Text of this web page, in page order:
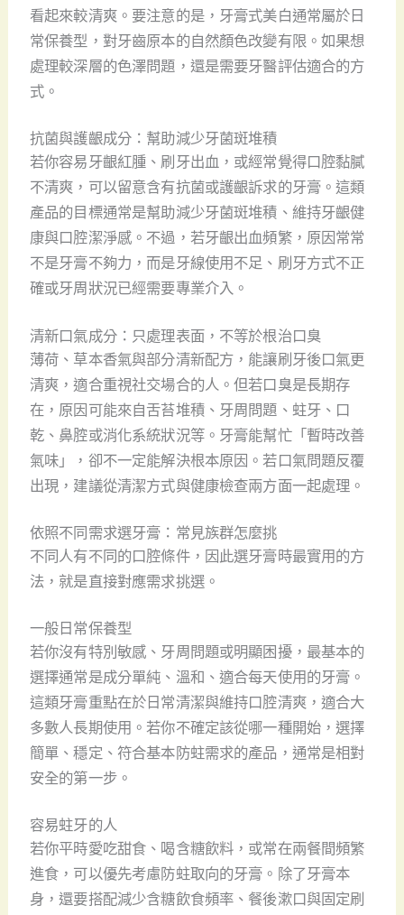
看起來較清爽。要注意的是，牙膏式美白通常屬於日
常保養型，對牙齒原本的自然顏色改變有限。如果想
處理較深層的色澤問題，還是需要牙醫評估適合的方
式。
抗菌與護齦成分：幫助減少牙菌斑堆積
若你容易牙齦紅腫、刷牙出血，或經常覺得口腔黏膩
不清爽，可以留意含有抗菌或護齦訴求的牙膏。這類
產品的目標通常是幫助減少牙菌斑堆積、維持牙齦健
康與口腔潔淨感。不過，若牙齦出血頻繁，原因常常
不是牙膏不夠力，而是牙線使用不足、刷牙方式不正
確或牙周狀況已經需要專業介入。
清新口氣成分：只處理表面，不等於根治口臭
薄荷、草本香氣與部分清新配方，能讓刷牙後口氣更
清爽，適合重視社交場合的人。但若口臭是長期存
在，原因可能來自舌苔堆積、牙周問題、蛀牙、口
乾、鼻腔或消化系統狀況等。牙膏能幫忙「暫時改善
氣味」，卻不一定能解決根本原因。若口氣問題反覆
出現，建議從清潔方式與健康檢查兩方面一起處理。
依照不同需求選牙膏：常見族群怎麼挑
不同人有不同的口腔條件，因此選牙膏時最實用的方
法，就是直接對應需求挑選。
一般日常保養型
若你沒有特別敏感、牙周問題或明顯困擾，最基本的
選擇通常是成分單純、溫和、適合每天使用的牙膏。
這類牙膏重點在於日常清潔與維持口腔清爽，適合大
多數人長期使用。若你不確定該從哪一種開始，選擇
簡單、穩定、符合基本防蛀需求的產品，通常是相對
安全的第一步。
容易蛀牙的人
若你平時愛吃甜食、喝含糖飲料，或常在兩餐間頻繁
進食，可以優先考慮防蛀取向的牙膏。除了牙膏本
身，還要搭配減少含糖飲食頻率、餐後漱口與固定刷